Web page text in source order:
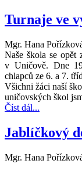
Turnaje ve
Mgr. Hana
Naše škola se opět
v Uničově. Dne
chlapců ze 6. a 7.
Všichni žáci naší
uničovských škol
Číst dál...
Jablíčkový
Mgr. Hana